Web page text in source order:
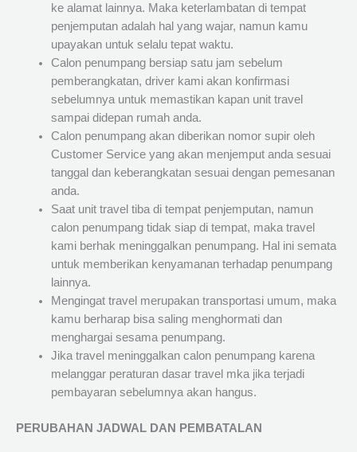
ke alamat lainnya. Maka keterlambatan di tempat
penjemputan adalah hal yang wajar, namun kamu
upayakan untuk selalu tepat waktu.
Calon penumpang bersiap satu jam sebelum
pemberangkatan, driver kami akan konfirmasi
sebelumnya untuk memastikan kapan unit travel
sampai didepan rumah anda.
Calon penumpang akan diberikan nomor supir oleh
Customer Service yang akan menjemput anda sesuai
tanggal dan keberangkatan sesuai dengan pemesanan
anda.
Saat unit travel tiba di tempat penjemputan, namun
calon penumpang tidak siap di tempat, maka travel
kami berhak meninggalkan penumpang. Hal ini semata
untuk memberikan kenyamanan terhadap penumpang
lainnya.
Mengingat travel merupakan transportasi umum, maka
kamu berharap bisa saling menghormati dan
menghargai sesama penumpang.
Jika travel meninggalkan calon penumpang karena
melanggar peraturan dasar travel mka jika terjadi
pembayaran sebelumnya akan hangus.
PERUBAHAN JADWAL DAN PEMBATALAN